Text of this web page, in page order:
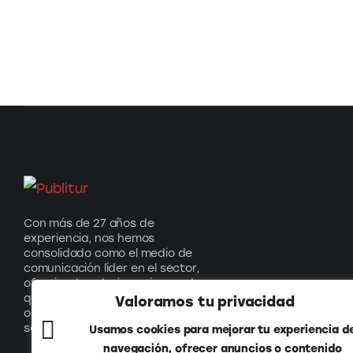
Valoramos tu privacidad
Usamos cookies para mejorar tu experiencia
navegación, ofrecer anuncios o contenido
Con más de 27 años de
experiencia, nos hemos
consolidado como el medio de
comunicación líder en el sector,
ofreciendo soluciones innovadoras
que impulsan el turismo y generan
oportunidades para nuestros
socios.